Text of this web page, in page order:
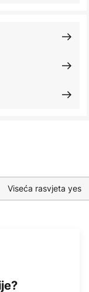
Viseća rasvjeta yes